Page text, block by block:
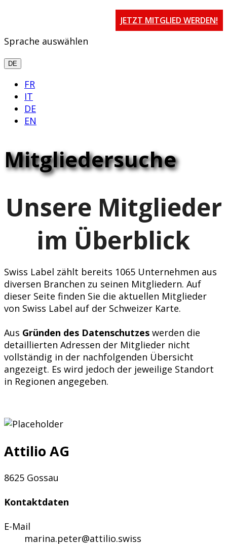
JETZT MITGLIED WERDEN!
Sprache auswählen
DE
FR
IT
DE
EN
Mitgliedersuche
Unsere Mitglieder
im Überblick
Swiss Label zählt bereits 1065 Unternehmen aus
diversen Branchen zu seinen Mitgliedern. Auf
dieser Seite finden Sie die aktuellen Mitglieder
von Swiss Label auf der Schweizer Karte.
Aus Gründen des Datenschutzes werden die
detaillierten Adressen der Mitglieder nicht
vollständig in der nachfolgenden Übersicht
angezeigt. Es wird jedoch der jeweilige Standort
in Regionen angegeben.
Attilio AG
8625 Gossau
Kontaktdaten
E-Mail
marina.peter@attilio.swiss